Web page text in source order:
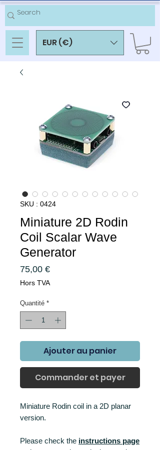
EUR (€)
SKU : 0424
Miniature 2D Rodin
Coil Scalar Wave
Generator
75,00 €Prix
Hors TVA
Quantité *
Ajouter au panier
Commander et payer
Miniature Rodin coil in a 2D planar
version.
Please check the instructions page